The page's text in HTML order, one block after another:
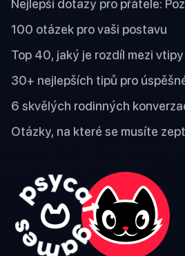
Nejlepší dotazy pro přátele:
100 otázek pro vaši postavu
Top 40, jaký je rozdíl mezi vtipy
30+ nejlepších tipů pro
6 skvělých rodinných
Otázky, na které se musíte